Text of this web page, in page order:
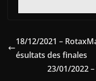
18/12/2021 –
ésultats des finales
23/01/2022